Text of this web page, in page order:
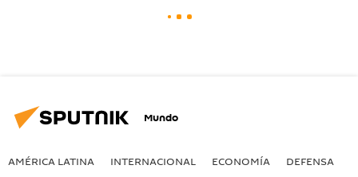
Mundo
AMÉRICA LATINA INTERNACIONAL ECONOMÍA DEFENSA